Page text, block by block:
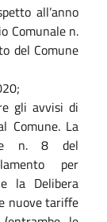
all’anno
Comunale n.
del Comune
gli avvisi di
Comune. La
n. 8 del
per
la Delibera
nuove tariffe